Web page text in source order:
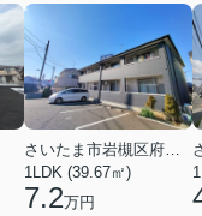
さいたま市岩槻区府内１丁目
1LDK (39.67㎡)
7.2万円